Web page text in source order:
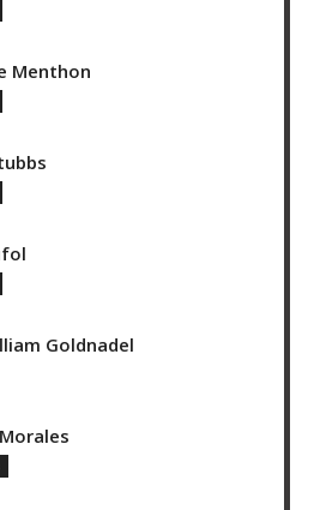
Menthon
Goldnadel